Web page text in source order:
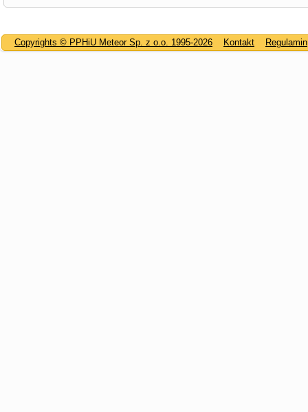
Copyrights © PPHiU Meteor Sp. z o.o. 1995-2026 Kontakt Regulamin